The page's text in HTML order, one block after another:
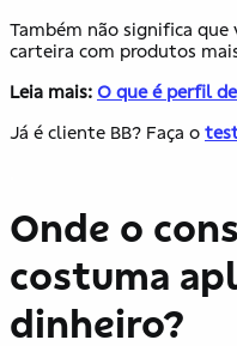
Também não significa que
carteira com produtos
Leia mais: O que é perfil
Já é cliente BB? Faça o
Onde o
costuma
dinheiro?